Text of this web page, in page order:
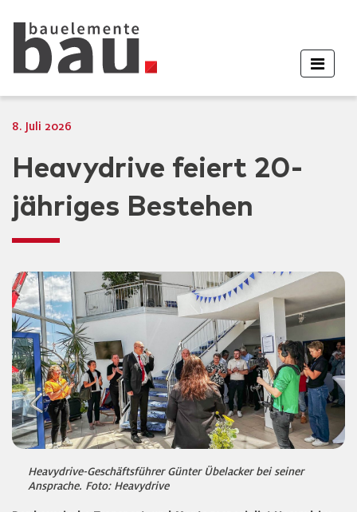
8. Juli 2026
Heavydrive feiert 20-
jähriges Bestehen
Heavydrive-Geschäftsführer Günter Übelacker bei seiner
Ansprache. Foto: Heavydrive